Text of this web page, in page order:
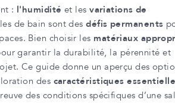
: l'humidité et lesvariations de
de bain sont desdéfis permanents
Bien choisir les matériaux
garantir la durabilité, la pérennité et
Ce guide donne un aperçu des
des caractéristiques
des conditions spécifiques d’une